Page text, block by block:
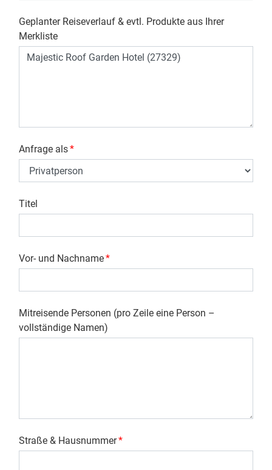
Geplanter Reiseverlauf & evtl. Produkte aus Ihrer
Merkliste
Anfrage als*
Titel
Vor- und Nachname*
Mitreisende Personen (pro Zeile eine Person –
vollständige Namen)
Straße & Hausnummer*